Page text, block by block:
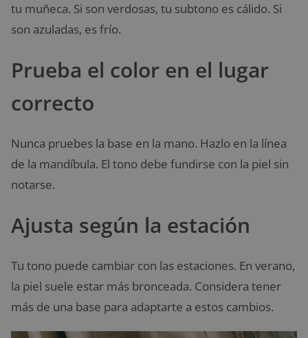
tu muñeca. Si son verdosas, tu subtono es cálido. Si
son azuladas, es frío.
Prueba el color en el lugar
correcto
Nunca pruebes la base en la mano. Hazlo en la línea
de la mandíbula. El tono debe fundirse con la piel sin
notarse.
Ajusta según la estación
Tu tono puede cambiar con las estaciones. En verano,
la piel suele estar más bronceada. Considera tener
más de una base para adaptarte a estos cambios.